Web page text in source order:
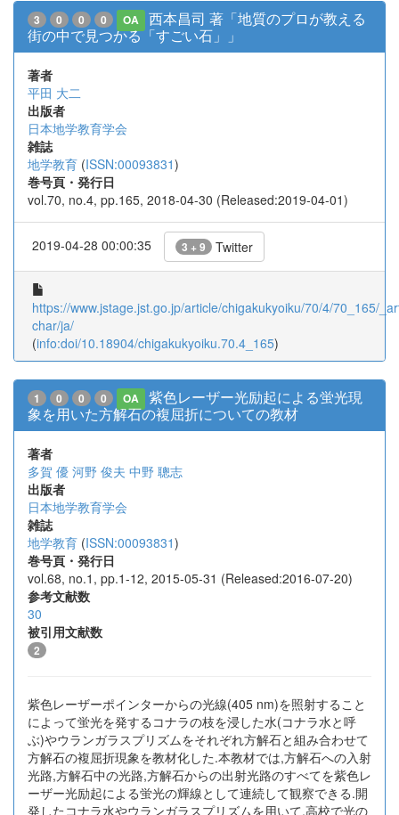
3 0 0 0 OA
西本昌司 著「地質のプロが教える
街の中で見つかる「すごい石」」
著者
平田 大二
出版者
日本地学教育学会
雑誌
地学教育 (ISSN:00093831)
巻号頁・発行日
vol.70, no.4, pp.165, 2018-04-30 (Released:2019-04-01)
2019-04-28 00:00:35 3 + 9 Twitter
https://www.jstage.jst.go.jp/article/chigakukyoiku/70/4/70_165/
char/ja/
(info:doi/10.18904/chigakukyoiku.70.4_165)
1 0 0 0 OA
紫色レーザー光励起による蛍光現
象を用いた方解石の複屈折についての教材
著者
多賀 優 河野 俊夫 中野 聰志
出版者
日本地学教育学会
雑誌
地学教育 (ISSN:00093831)
巻号頁・発行日
vol.68, no.1, pp.1-12, 2015-05-31 (Released:2016-07-20)
参考文献数
30
被引用文献数
2
紫色レーザーポインターからの光線(405 nm)を照射すること
によって蛍光を発するコナラの枝を浸した水(コナラ水と呼
ぶ)やウランガラスプリズムをそれぞれ方解石と組み合わせて
方解石の複屈折現象を教材化した.本教材では,方解石への入射
光路,方解石中の光路,方解石からの出射光路のすべてを紫色レ
ーザー光励起による蛍光の輝線として連続して観察できる.開
発したコナラ水やウランガラスプリズムを用いて,高校で光の